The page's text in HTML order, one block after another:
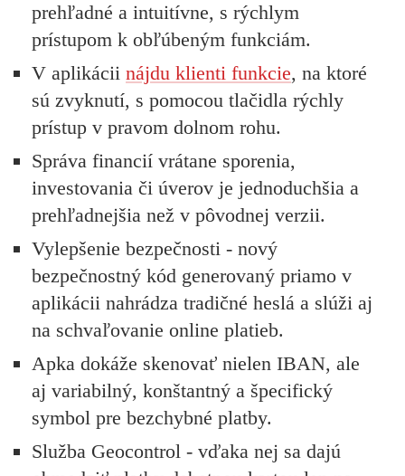
prehľadné a intuitívne, s rýchlym
prístupom k obľúbeným funkciám.
V aplikácii nájdu klienti funkcie, na ktoré
sú zvyknutí, s pomocou tlačidla rýchly
prístup v pravom dolnom rohu.
Správa financií vrátane sporenia,
investovania či úverov je jednoduchšia a
prehľadnejšia než v pôvodnej verzii.
Vylepšenie bezpečnosti - nový
bezpečnostný kód generovaný priamo v
aplikácii nahrádza tradičné heslá a slúži aj
na schvaľovanie online platieb.
Apka dokáže skenovať nielen IBAN, ale
aj variabilný, konštantný a špecifický
symbol pre bezchybné platby.
Služba Geocontrol - vďaka nej sa dajú